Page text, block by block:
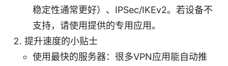
稳定性通常更好）、IPSec/IKEv2。若设备不
支持，请使用提供的专用应用。
提升速度的小贴士
使用最快的服务器：很多VPN应用能自动推